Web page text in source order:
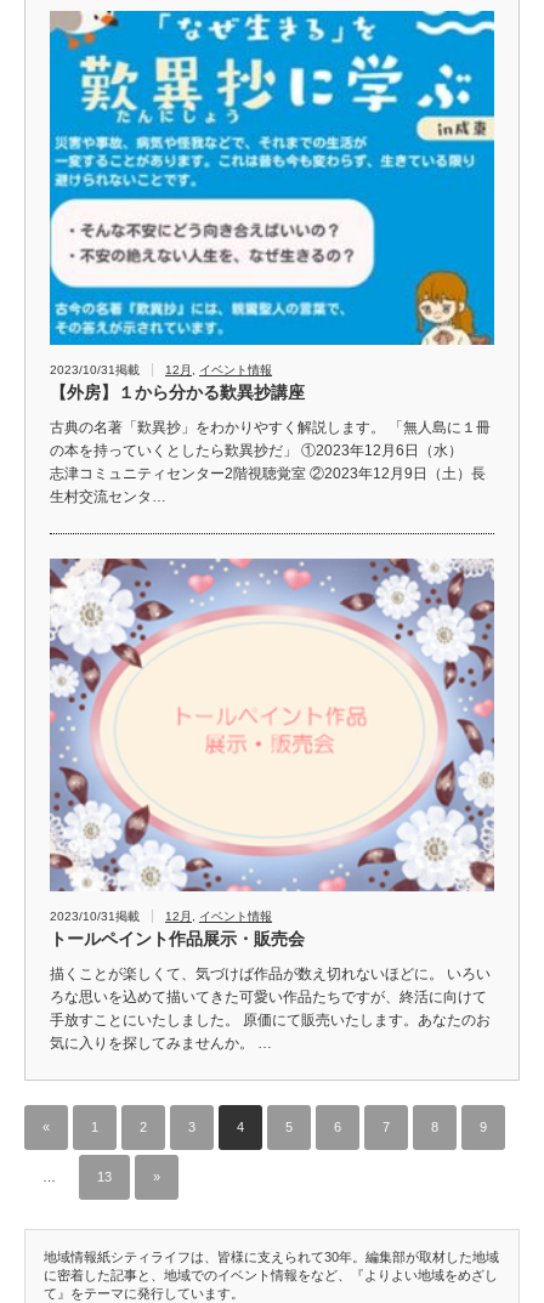
2023/10/31掲載 12月 イベント情報
【外房】１から分かる歎異抄講座
古典の名著「歎異抄」をわかりやすく解説します。 「無人島に１冊
の本を持っていくとしたら歎異抄だ」 ①2023年12月6日（水）
志津コミュニティセンター2階視聴覚室 ②2023年12月9日（土）長
生村交流センタ…
2023/10/31掲載 12月 イベント情報
トールペイント作品展示・販売会
描くことが楽しくて、気づけば作品が数え切れないほどに。 いろい
ろな思いを込めて描いてきた可愛い作品たちですが、終活に向けて
手放すことにいたしました。 原価にて販売いたします。あなたのお
気に入りを探してみませんか。 …
« 1 2 3 4 5 6 7 8 9
13 »
地域情報紙シティライフは、皆様に支えられて30年。編集部が取材した地域
に密着した記事と、地域でのイベント情報をなど、『よりよい地域をめざし
て』をテーマに発行しています。